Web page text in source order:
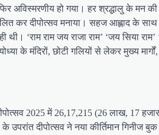
अविस्मरणीय हो गया। हर श्रद्धालु के मन
कर दीपोत्सव मनाया। सहज आह्लाद के
‘राम राम जय राजा राम’ ‘जय सिया राम’
के मंदिरों, छोटी गलियों से लेकर मुख्य मार्गों,
2025 में 26,17,215 (26 लाख, 17
दीपोत्सव ने नया कीर्तिमान गिनीज बुक